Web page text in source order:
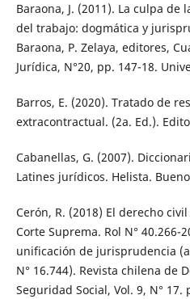
Baraona, J. (2011). La culpa de
del trabajo: dogmática y
Baraona, P. Zelaya, editores,
Jurídica, N°20, pp. 147-18.
Barros, E. (2020). Tratado de
extracontractual. (2a. Ed.).
Cabanellas, G. (2007).
Latines jurídicos. Helista.
Cerón, R. (2018) El derecho
Corte Suprema. Rol N° 40.266-
unificación de jurisprudencia
N° 16.744). Revista chilena de
Seguridad Social, Vol. 9, N° 17.